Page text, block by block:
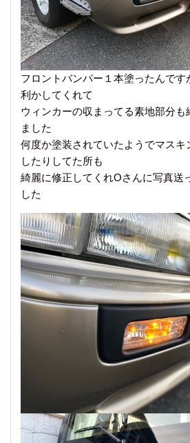
フロントバンパー１本塗ったんです
利かしてくれて
ウィンカーの収まってる素地部分
ました
何度か塗装されていたようでマスキ
したりしてた所も
綺麗に修正してくれOさんに写真送
した